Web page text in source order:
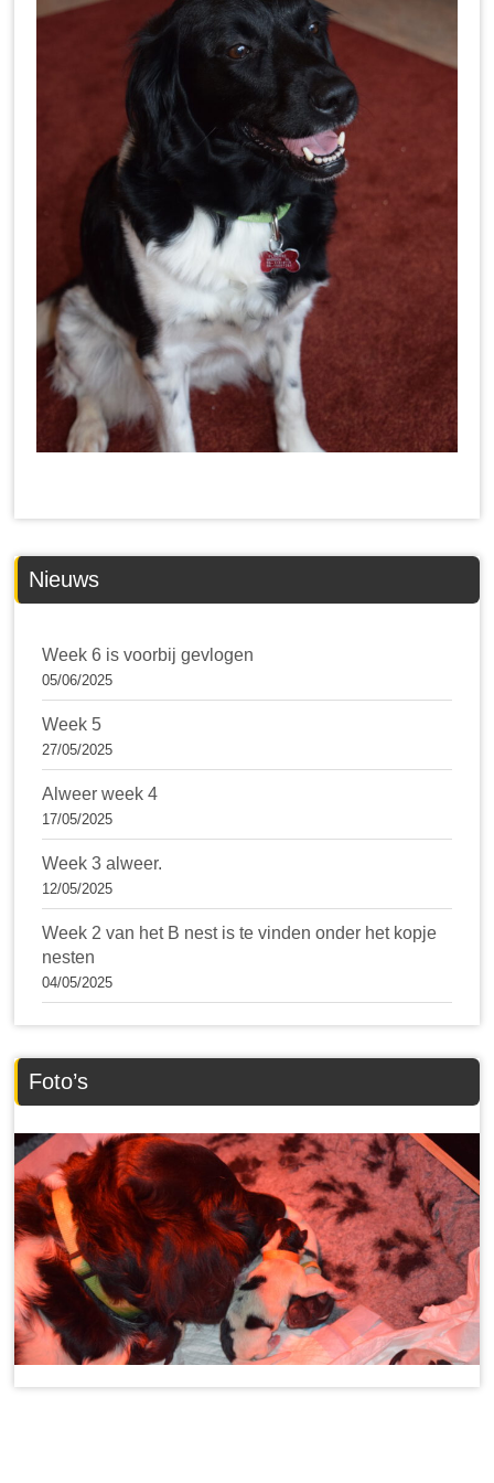
Nieuws
Week 6 is voorbij gevlogen
05/06/2025
Week 5
27/05/2025
Alweer week 4
17/05/2025
Week 3 alweer.
12/05/2025
Week 2 van het B nest is te vinden onder het kopje
nesten
04/05/2025
Foto’s